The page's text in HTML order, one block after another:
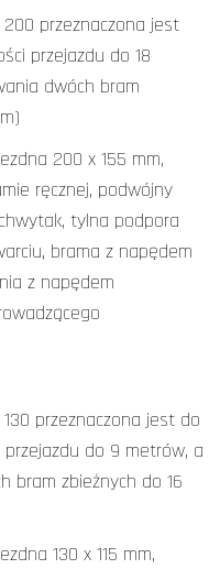
przeznaczona jest
przejazdu do 18
dwóch bram
200 x 155 mm,
ręcznej, podwójny
tylna podpora
brama z napędem
z napędem
przeznaczona jest do
do 9 metrów, a
bram zbieżnych do 16
130 x 115 mm,